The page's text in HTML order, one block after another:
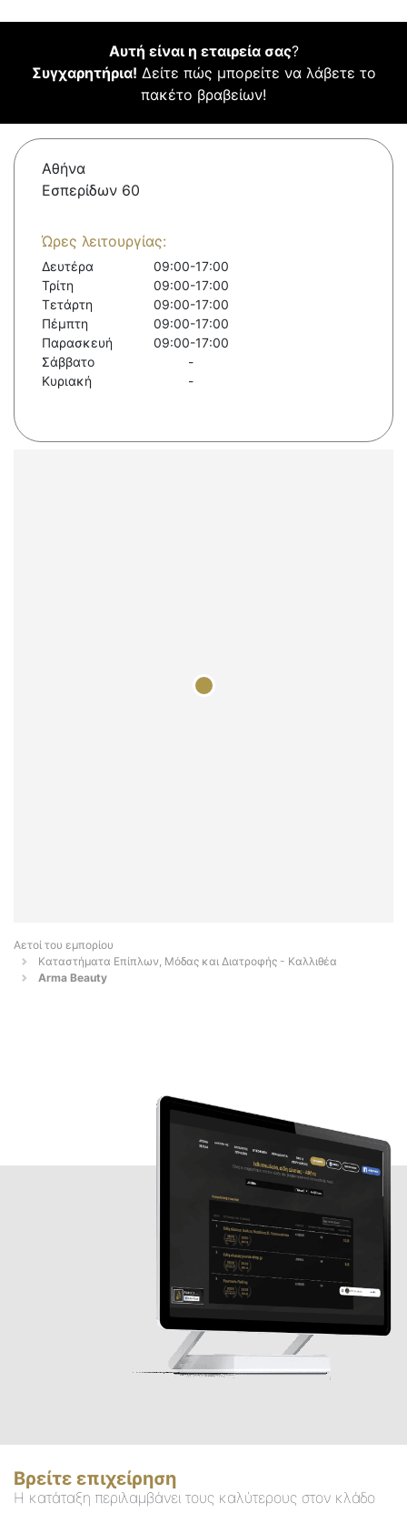
Αυτή είναι η εταιρεία σας?
Συγχαρητήρια! Δείτε πώς μπορείτε να λάβετε το
πακέτο βραβείων!
Αθήνα
Εσπερίδων 60
Ώρες λειτουργίας:
Δευτέρα
09:00-17:00
Τρίτη
09:00-17:00
Τετάρτη
09:00-17:00
Πέμπτη
09:00-17:00
Παρασκευή
09:00-17:00
Σάββατο
-
Κυριακή
-
Αετοί του εμπορίου
Καταστήματα Επίπλων, Μόδας και Διατροφής - Καλλιθέα
Arma Beauty
Βρείτε επιχείρηση
Η κατάταξη περιλαμβάνει τους καλύτερους στον κλάδο